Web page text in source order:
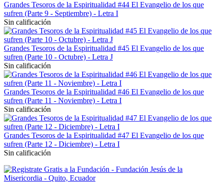
Grandes Tesoros de la Espiritualidad #44 El Evangelio de los que
sufren (Parte 9 - Septiembre) - Letra I
Sin calificación
Grandes Tesoros de la Espiritualidad #45 El Evangelio de los que
sufren (Parte 10 - Octubre) - Letra J
Sin calificación
Grandes Tesoros de la Espiritualidad #46 El Evangelio de los que
sufren (Parte 11 - Noviembre) - Letra I
Sin calificación
Grandes Tesoros de la Espiritualidad #47 El Evangelio de los que
sufren (Parte 12 - Diciembre) - Letra I
Sin calificación